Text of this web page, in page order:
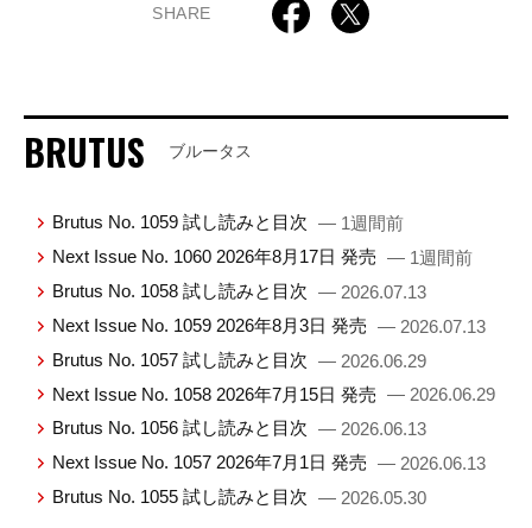
SHARE
BRUTUS ブルータス
Brutus No. 1059 試し読みと目次 — 1週間前
Next Issue No. 1060 2026年8月17日 発売 — 1週間前
Brutus No. 1058 試し読みと目次 — 2026.07.13
Next Issue No. 1059 2026年8月3日 発売 — 2026.07.13
Brutus No. 1057 試し読みと目次 — 2026.06.29
Next Issue No. 1058 2026年7月15日 発売 — 2026.06.29
Brutus No. 1056 試し読みと目次 — 2026.06.13
Next Issue No. 1057 2026年7月1日 発売 — 2026.06.13
Brutus No. 1055 試し読みと目次 — 2026.05.30